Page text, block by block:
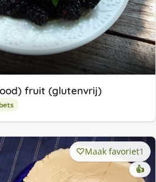
fruit (glutenvrij)
Maak favoriet1
👍